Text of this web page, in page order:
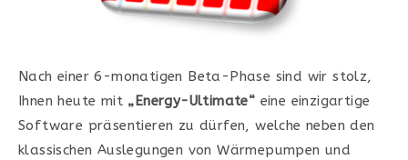
Nach einer 6-monatigen Beta-Phase sind wir stolz,
Ihnen heute mit „Energy-Ultimate“ eine einzigartige
Software präsentieren zu dürfen, welche neben den
klassischen Auslegungen von Wärmepumpen und